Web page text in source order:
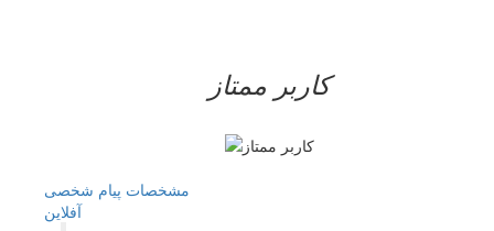
کاربر ممتاز
مشخصات پیام شخصی
آفلاين